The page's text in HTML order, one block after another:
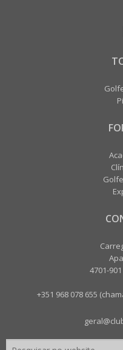
4701-
+351 968 078 655